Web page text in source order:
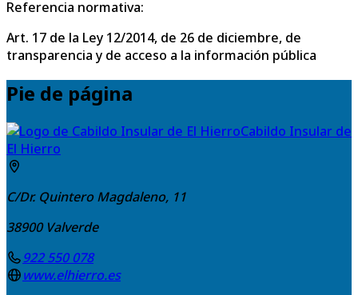
Referencia normativa:
Art. 17 de la Ley 12/2014, de 26 de diciembre, de
transparencia y de acceso a la información pública
Pie de página
Cabildo Insular de
El Hierro
C/Dr. Quintero Magdaleno, 11
38900 Valverde
922 550 078
www.elhierro.es